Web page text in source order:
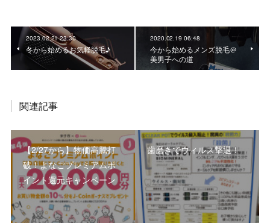
2023.02.21 23:30
冬から始めるお気軽脱毛♪
2020.02.19 06:48
今から始めるメンズ脱毛＠
美男子への道
関連記事
【2/27から】物価高騰打
破！よなごプレミアムポ
イント還元キャンペーン
歯磨きでウィルス撃退！